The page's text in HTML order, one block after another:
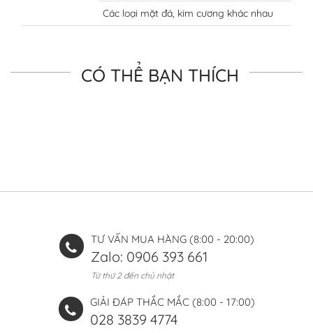
Các loại mặt đá, kim cương khác nhau
CÓ THỂ BẠN THÍCH
TƯ VẤN MUA HÀNG (8:00 - 20:00)
Zalo: 0906 393 661
Từ thứ 2 đến chủ nhật
GIẢI ĐÁP THẮC MẮC (8:00 - 17:00)
028 3839 4774